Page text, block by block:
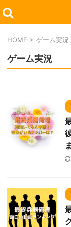
HOME > ゲーム実況
ゲーム実況